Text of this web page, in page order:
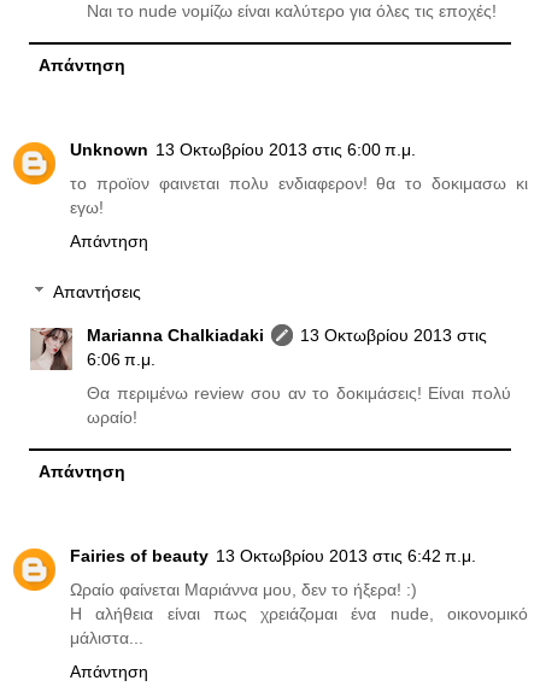
Ναι το nude νομίζω είναι καλύτερο για όλες τις εποχές!
Απάντηση
Unknown 13 Οκτωβρίου 2013 στις 6:00 π.μ.
το προϊον φαινεται πολυ ενδιαφερον! θα το δοκιμασω κι
εγω!
Απάντηση
Απαντήσεις
Marianna Chalkiadaki
13 Οκτωβρίου 2013 στις
6:06 π.μ.
Θα περιμένω review σου αν το δοκιμάσεις! Είναι πολύ
ωραίο!
Απάντηση
Fairies of beauty 13 Οκτωβρίου 2013 στις 6:42 π.μ.
Ωραίο φαίνεται Μαριάννα μου, δεν το ήξερα! :)
Η αλήθεια είναι πως χρειάζομαι ένα nude, οικονομικό
μάλιστα...
Απάντηση